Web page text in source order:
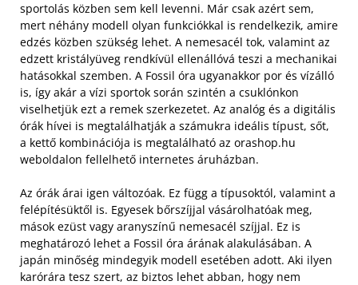
sportolás közben sem kell levenni. Már csak azért sem,
mert néhány modell olyan funkciókkal is rendelkezik, amire
edzés közben szükség lehet. A nemesacél tok, valamint az
edzett kristályüveg rendkívül ellenállóvá teszi a mechanikai
hatásokkal szemben. A Fossil óra ugyanakkor por és vízálló
is, így akár a vízi sportok során szintén a csuklónkon
viselhetjük ezt a remek szerkezetet. Az analóg és a digitális
órák hívei is megtalálhatják a számukra ideális típust, sőt,
a kettő kombinációja is megtalálható az orashop.hu
weboldalon fellelhető internetes áruházban.
Az órák árai igen változóak. Ez függ a típusoktól, valamint a
felépítésüktől is. Egyesek bőrszíjjal vásárolhatóak meg,
mások ezüst vagy aranyszínű nemesacél szíjjal. Ez is
meghatározó lehet a Fossil óra árának alakulásában. A
japán minőség mindegyik modell esetében adott. Aki ilyen
karórára tesz szert, az biztos lehet abban, hogy nem